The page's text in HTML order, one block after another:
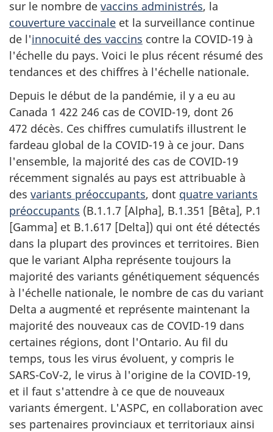
sur le nombre de vaccins administrés, la
couverture vaccinale et la surveillance continue
de l'innocuité des vaccins contre la COVID-19 à
l'échelle du pays. Voici le plus récent résumé des
tendances et des chiffres à l'échelle nationale.
Depuis le début de la pandémie, il y a eu au
Canada 1 422 246 cas de COVID-19, dont 26
472 décès. Ces chiffres cumulatifs illustrent le
fardeau global de la COVID-19 à ce jour. Dans
l'ensemble, la majorité des cas de COVID-19
récemment signalés au pays est attribuable à
des variants préoccupants, dont quatre variants
préoccupants (B.1.1.7 [Alpha], B.1.351 [Bêta], P.1
[Gamma] et B.1.617 [Delta]) qui ont été détectés
dans la plupart des provinces et territoires. Bien
que le variant Alpha représente toujours la
majorité des variants génétiquement séquencés
à l'échelle nationale, le nombre de cas du variant
Delta a augmenté et représente maintenant la
majorité des nouveaux cas de COVID-19 dans
certaines régions, dont l'Ontario. Au fil du
temps, tous les virus évoluent, y compris le
SARS-CoV-2, le virus à l'origine de la COVID-19,
et il faut s'attendre à ce que de nouveaux
variants émergent. L'ASPC, en collaboration avec
ses partenaires provinciaux et territoriaux ainsi